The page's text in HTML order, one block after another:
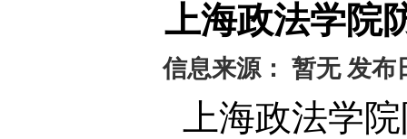
上海政法学院
信息来源： 暂无 发布
上海政法学